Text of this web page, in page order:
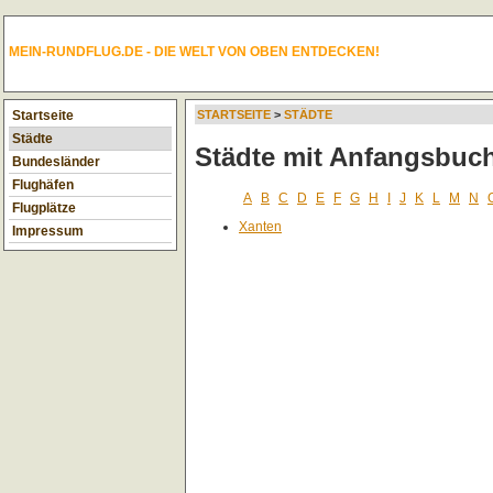
MEIN-RUNDFLUG.DE - DIE WELT VON OBEN ENTDECKEN!
Startseite
Städte
Bundesländer
Flughäfen
Flugplätze
Impressum
STARTSEITE > STÄDTE
Städte mit
A B C D E F G H J K L M N
Xanten